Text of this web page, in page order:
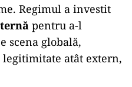
Regimul a investit
pentru a-l
scena globală,
legitimitate atât extern,